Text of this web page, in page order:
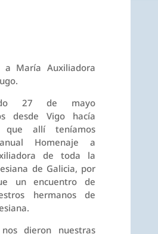
a María Auxiliadora
27 de mayo
desde Vigo hacía
que allí teníamos
Homenaje a
de toda la
de Galicia, por
un encuentro de
hermanos de
dieron nuestras